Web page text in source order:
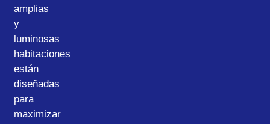
amplias
y
luminosas
habitaciones
están
diseñadas
para
maximizar